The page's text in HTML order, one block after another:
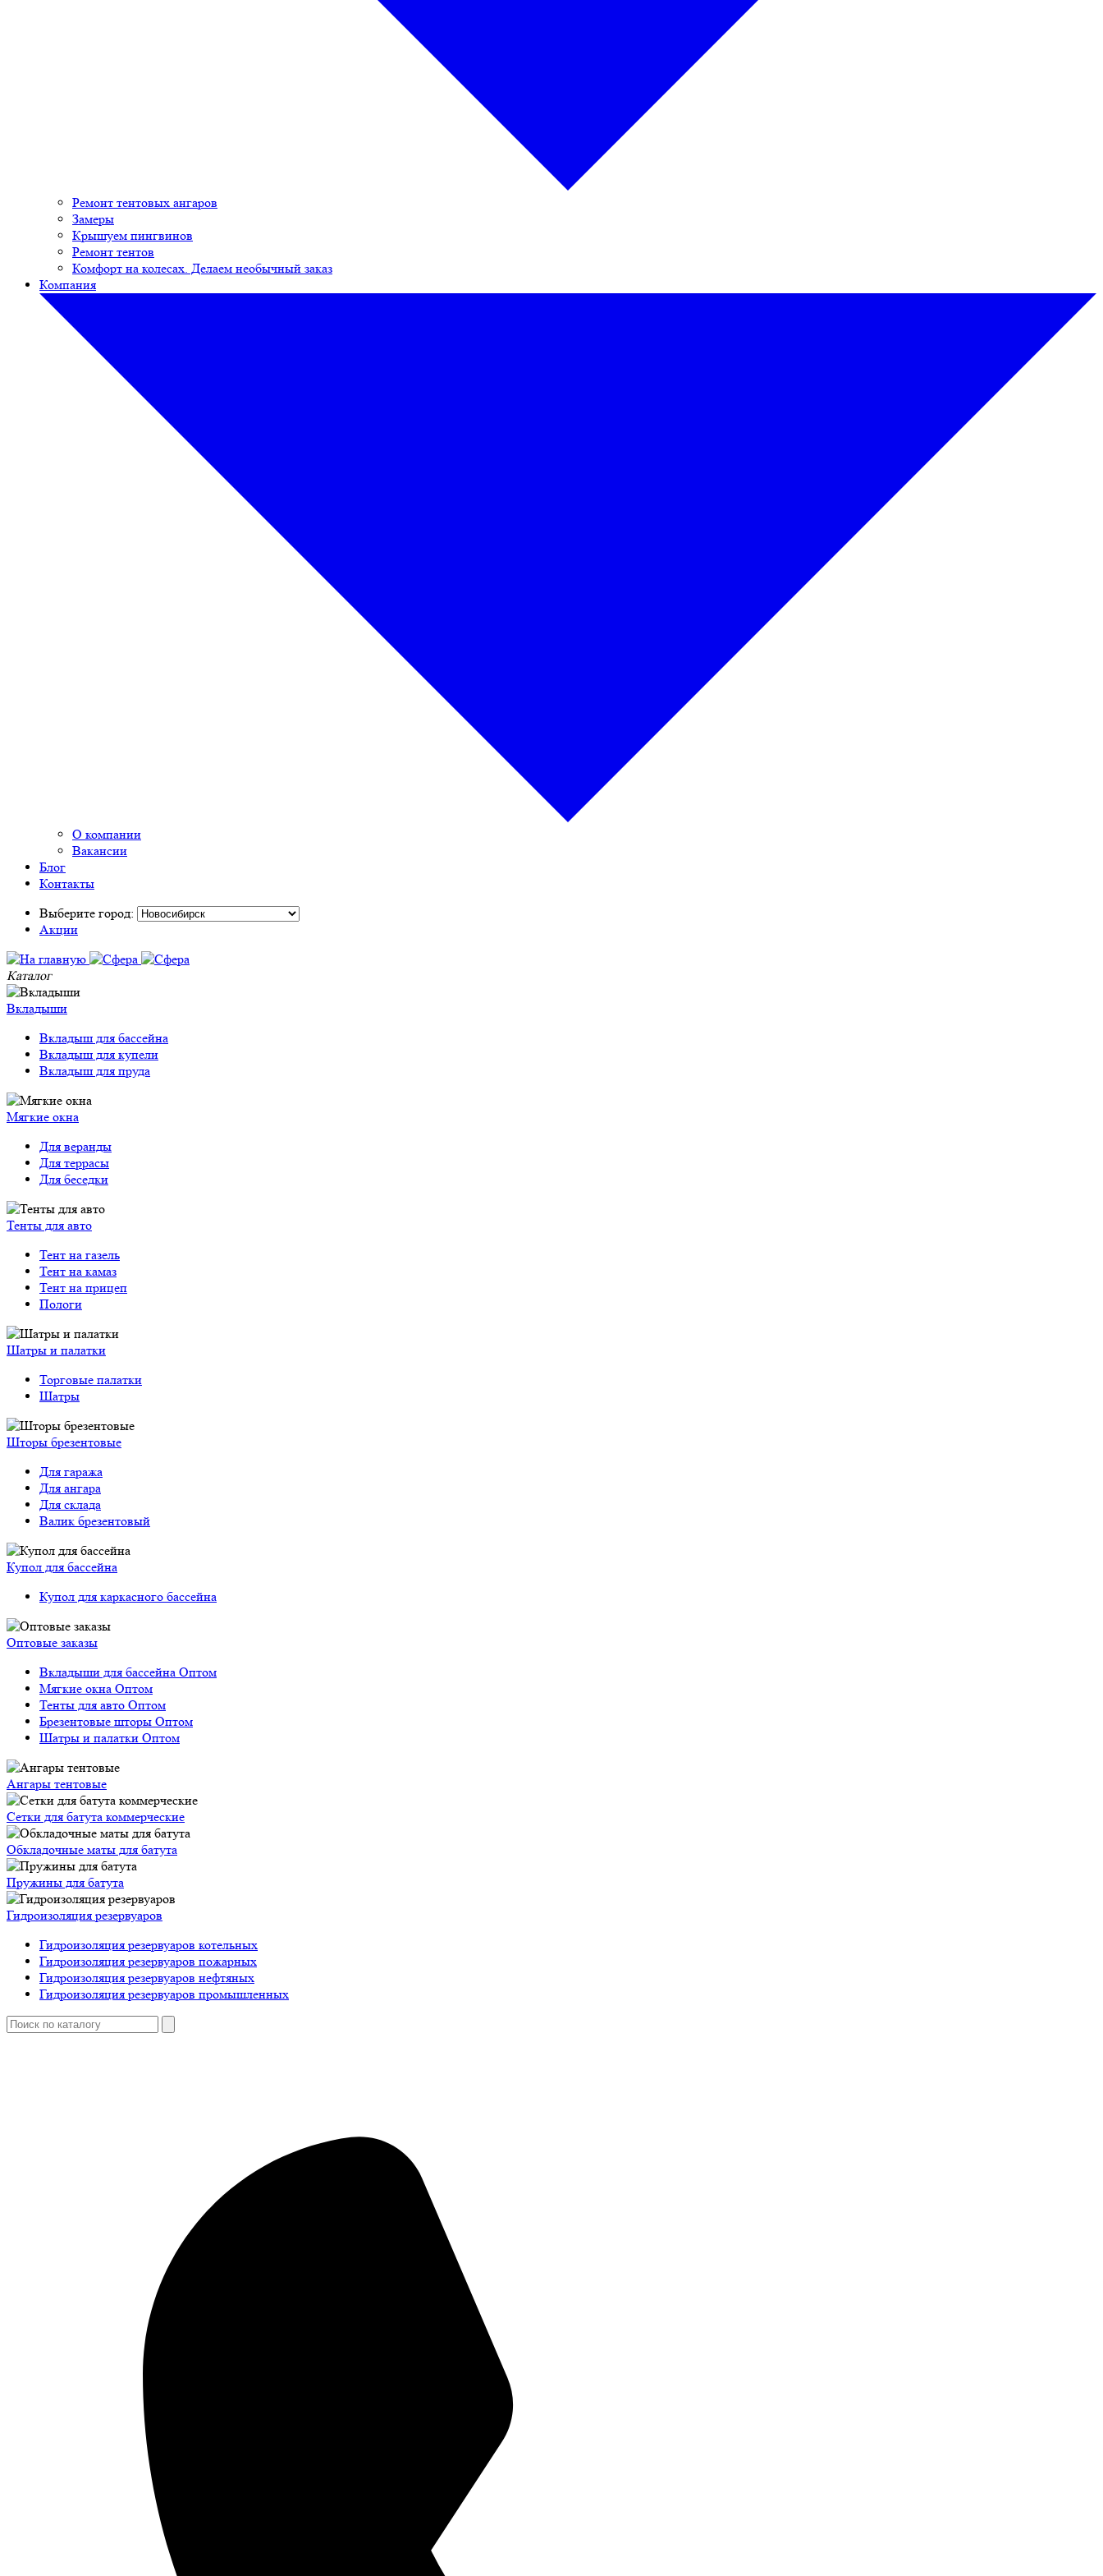
Ремонт тентовых ангаров
Замеры
Крышуем пингвинов
Ремонт тентов
Комфорт на колесах. Делаем необычный заказ
Компания
О компании
Вакансии
Блог
Контакты
Выберите город:
Акции
Каталог
Вкладыши
Вкладыш для бассейна
Вкладыш для купели
Вкладыш для пруда
Мягкие окна
Для веранды
Для террасы
Для беседки
Тенты для авто
Тент на газель
Тент на камаз
Тент на прицеп
Пологи
Шатры и палатки
Торговые палатки
Шатры
Шторы брезентовые
Для гаража
Для ангара
Для склада
Валик брезентовый
Купол для бассейна
Купол для каркасного бассейна
Оптовые заказы
Вкладыши для бассейна Оптом
Мягкие окна Оптом
Тенты для авто Оптом
Брезентовые шторы Оптом
Шатры и палатки Оптом
Ангары тентовые
Сетки для батута коммерческие
Обкладочные маты для батута
Пружины для батута
Гидроизоляция резервуаров
Гидроизоляция резервуаров котельных
Гидроизоляция резервуаров пожарных
Гидроизоляция резервуаров нефтяных
Гидроизоляция резервуаров промышленных